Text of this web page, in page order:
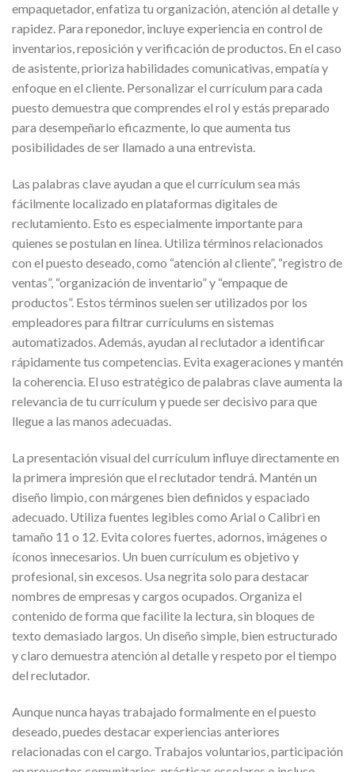
empaquetador, enfatiza tu organización, atención al detalle y
rapidez. Para reponedor, incluye experiencia en control de
inventarios, reposición y verificación de productos. En el caso
de asistente, prioriza habilidades comunicativas, empatía y
enfoque en el cliente. Personalizar el currículum para cada
puesto demuestra que comprendes el rol y estás preparado
para desempeñarlo eficazmente, lo que aumenta tus
posibilidades de ser llamado a una entrevista.
Las palabras clave ayudan a que el currículum sea más
fácilmente localizado en plataformas digitales de
reclutamiento. Esto es especialmente importante para
quienes se postulan en línea. Utiliza términos relacionados
con el puesto deseado, como “atención al cliente”, “registro de
ventas”, “organización de inventario” y “empaque de
productos”. Estos términos suelen ser utilizados por los
empleadores para filtrar currículums en sistemas
automatizados. Además, ayudan al reclutador a identificar
rápidamente tus competencias. Evita exageraciones y mantén
la coherencia. El uso estratégico de palabras clave aumenta la
relevancia de tu currículum y puede ser decisivo para que
llegue a las manos adecuadas.
La presentación visual del currículum influye directamente en
la primera impresión que el reclutador tendrá. Mantén un
diseño limpio, con márgenes bien definidos y espaciado
adecuado. Utiliza fuentes legibles como Arial o Calibri en
tamaño 11 o 12. Evita colores fuertes, adornos, imágenes o
íconos innecesarios. Un buen currículum es objetivo y
profesional, sin excesos. Usa negrita solo para destacar
nombres de empresas y cargos ocupados. Organiza el
contenido de forma que facilite la lectura, sin bloques de
texto demasiado largos. Un diseño simple, bien estructurado
y claro demuestra atención al detalle y respeto por el tiempo
del reclutador.
Aunque nunca hayas trabajado formalmente en el puesto
deseado, puedes destacar experiencias anteriores
relacionadas con el cargo. Trabajos voluntarios, participación